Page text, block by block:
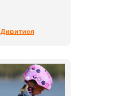
Дивитися